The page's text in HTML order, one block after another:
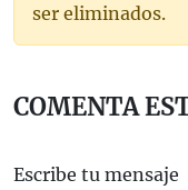
ser eliminados.
COMENTA
Escribe tu mensaje